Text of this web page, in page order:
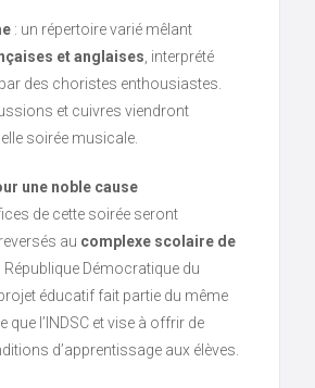
: un répertoire varié mêlant
et anglaises , interprété
des choristes enthousiastes.
et cuivres viendront
soirée musicale.
une noble cause
de cette soirée seront
au complexe scolaire de
République Démocratique du
projet éducatif fait partie du même
que l’INDSC et vise à offrir de
d’apprentissage aux élèves.